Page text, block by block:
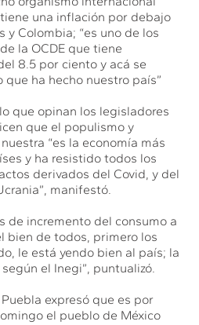
una inflación por debajo
y Colombia; “es uno de los
la OCDE que tiene
8.5 por ciento y acá se
que ha hecho nuestro país”
que opinan los legisladores
que el populismo y
“es la economía más
y ha resistido todos los
derivados del Covid, y del
manifestó.
de incremento del consumo a
bien de todos, primero los
le está yendo bien al país; la
el Inegi”, puntualizó.
expresó que es por
el pueblo de México